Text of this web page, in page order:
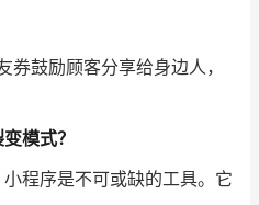
券鼓励顾客分享给身边人，
模式？
程序是不可或缺的工具。它